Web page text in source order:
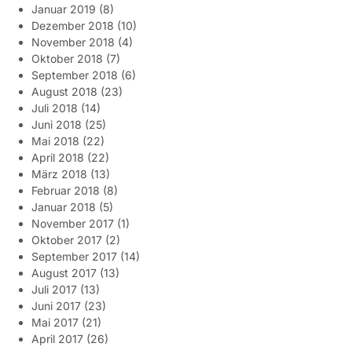
Januar 2019 (8)
Dezember 2018 (10)
November 2018 (4)
Oktober 2018 (7)
September 2018 (6)
August 2018 (23)
Juli 2018 (14)
Juni 2018 (25)
Mai 2018 (22)
April 2018 (22)
März 2018 (13)
Februar 2018 (8)
Januar 2018 (5)
November 2017 (1)
Oktober 2017 (2)
September 2017 (14)
August 2017 (13)
Juli 2017 (13)
Juni 2017 (23)
Mai 2017 (21)
April 2017 (26)